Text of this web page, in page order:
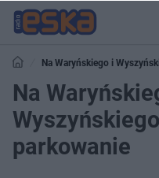
Na Waryńskiego i
Na
parkowanie